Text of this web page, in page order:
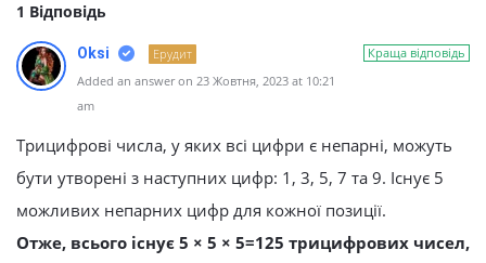
1 Відповідь
Краща відповідь
Oksi
Ерудит
Added an answer on 23 Жовтня, 2023 at 10:21
am
Трицифрові числа, у яких всі цифри є непарні, можуть
бути утворені з наступних цифр: 1, 3, 5, 7 та 9. Існує 5
можливих непарних цифр для кожної позиції.
Отже, всього існує 5 × 5 × 5=125 трицифрових чисел,